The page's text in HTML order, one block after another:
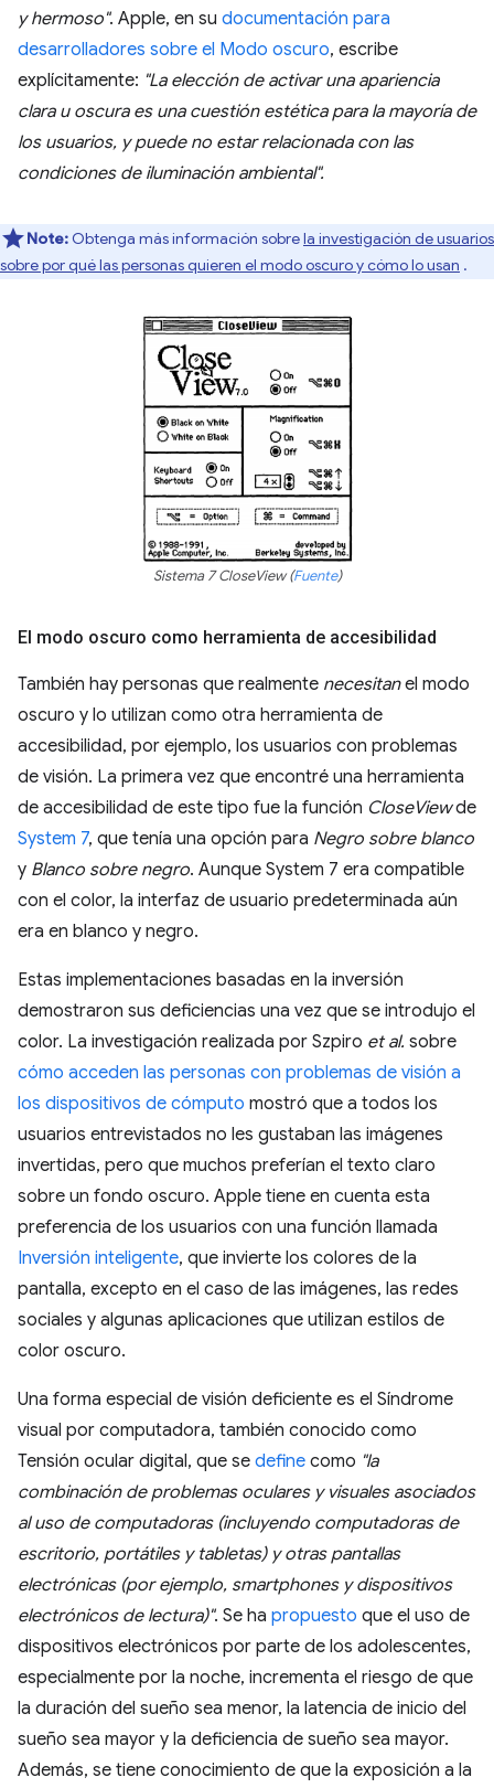
y hermoso". Apple, en su documentación para
desarrolladores sobre el Modo oscuro, escribe
explícitamente: "La elección de activar una apariencia
clara u oscura es una cuestión estética para la mayoría de
los usuarios, y puede no estar relacionada con las
condiciones de iluminación ambiental".
Note: Obtenga más información sobrela investigación de usuarios
sobre por qué las personas quieren el modo oscuro y cómo lo usan .
Sistema 7 CloseView (Fuente)
El modo oscuro como herramienta de accesibilidad
También hay personas que realmente necesitanel modo
oscuro y lo utilizan como otra herramienta de
accesibilidad, por ejemplo, los usuarios con problemas
de visión. La primera vez que encontré una herramienta
de accesibilidad de este tipo fue la función CloseViewde
System 7, que tenía una opción para Negro sobre blanco
y Blanco sobre negro. Aunque System 7 era compatible
con el color, la interfaz de usuario predeterminada aún
era en blanco y negro.
Estas implementaciones basadas en la inversión
demostraron sus deficiencias una vez que se introdujo el
color. La investigación realizada por Szpiro et al. sobre
cómo acceden las personas con problemas de visión a
los dispositivos de cómputo mostró que a todos los
usuarios entrevistados no les gustaban las imágenes
invertidas, pero que muchos preferían el texto claro
sobre un fondo oscuro. Apple tiene en cuenta esta
preferencia de los usuarios con una función llamada
Inversión inteligente, que invierte los colores de la
pantalla, excepto en el caso de las imágenes, las redes
sociales y algunas aplicaciones que utilizan estilos de
color oscuro.
Una forma especial de visión deficiente es el Síndrome
visual por computadora, también conocido como
Tensión ocular digital, que se define como "la
combinación de problemas oculares y visuales asociados
al uso de computadoras (incluyendo computadoras de
escritorio, portátiles y tabletas) y otras pantallas
electrónicas (por ejemplo, smartphones y dispositivos
electrónicos de lectura)". Se ha propuesto que el uso de
dispositivos electrónicos por parte de los adolescentes,
especialmente por la noche, incrementa el riesgo de que
la duración del sueño sea menor, la latencia de inicio del
sueño sea mayor y la deficiencia de sueño sea mayor.
Además, se tiene conocimiento de que la exposición a la